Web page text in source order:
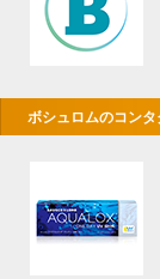
ボシュロムのコン